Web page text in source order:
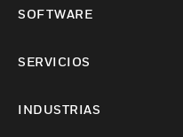
SOFTWARE
SERVICIOS
INDUSTRIAS